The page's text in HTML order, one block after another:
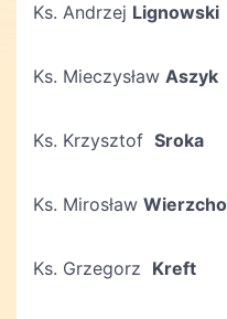
Ks. Andrzej Lignowski
Ks. Mieczysław Aszyk
Ks. Krzysztof Sroka
Ks. Mirosław
Ks. Grzegorz Kreft